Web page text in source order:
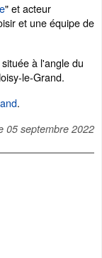
" et acteur
et une équipe de
à l'angle du
le-Grand.
.
05 septembre 2022